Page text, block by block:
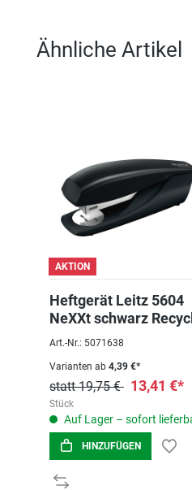
Ähnliche Artikel
AKTION
Heftgerät Leitz 5604
NeXXt schwarz
bis 30 Blatt
Art.-Nr.: 5071638
Varianten ab4,39 €*
statt 19,75 € 13,41 €*
Stück
Auf Lager – sofort
HINZUFÜGEN